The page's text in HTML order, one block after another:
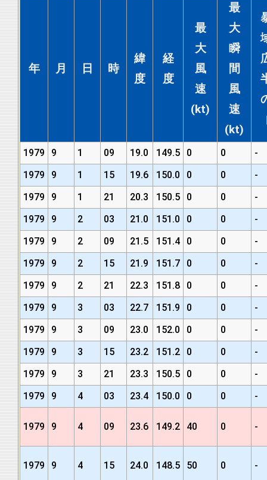
年 月 日 時
緯
度
経
度
最
大
風
速
(kt)
最
大
瞬
間
風
速
(kt)
1979 9 1 09 19.0 149.5 0 0
-
1979
9 1 15 19.6 150.0 0 0
-
1979
9 1 21 20.3 150.5 0 0
-
1979
9 2 03 21.0 151.0 0 0
-
1979
9 2 09 21.5 151.4 0 0
-
1979
9 2 15 21.9 151.7 0 0
-
1979
9 2 21 22.3 151.8 0 0
-
1979
9 3 03 22.7 151.9 0 0
-
1979
9 3 09 23.0 152.0 0 0
-
1979
9 3 15 23.2 151.2 0 0
-
1979
9 3 21 23.3 150.5 0 0
-
1979
9 4 03 23.4 150.0 0 0 -
1979 9 4 09 23.6 149.2 40 0 -
1979 9 4 15 24.0 148.5 50 0 -